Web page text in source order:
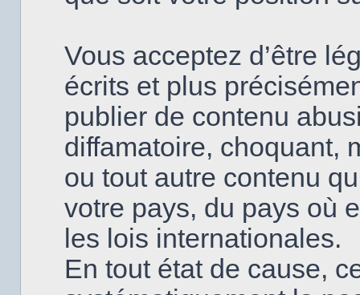
Vous acceptez d’être
écrits et plus
publier de contenu
diffamatoire, choquant,
ou tout autre contenu
votre pays, du pays où
les lois internationales.
En tout état de cause,